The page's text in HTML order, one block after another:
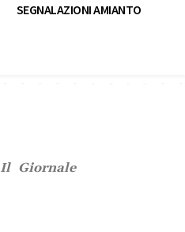
SEGNALAZIONI AMIANTO
Il Giornale